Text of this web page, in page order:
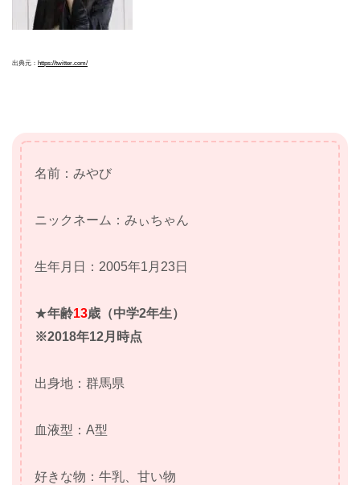
出典元： https://twitter.com/
名前：みやび
ニックネーム：みぃちゃん
生年月日：2005年1月23日
★年齢13歳（中学2年生）
※2018年12月時点
出身地：群馬県
血液型：A型
好きな物：牛乳、甘い物